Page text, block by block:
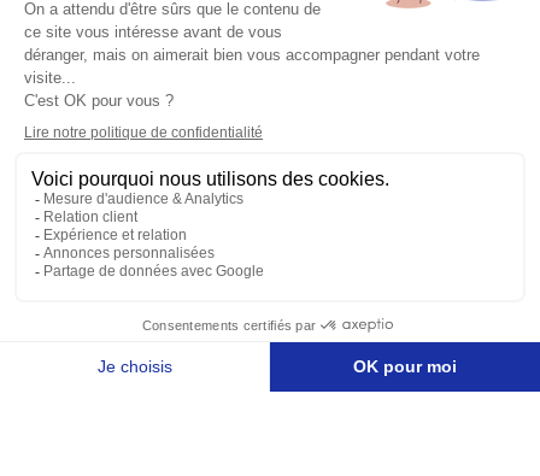
Placements : 5 bonnes raisons d’investir en Bourse en 2026
d’investir en Bourse en 2026
Vous hésitez à investir en Bourse en 2026 ? Vous
pensez que c’est trop complexe voire inaccessible
?...
Lire l'article
Voir plus d'articles